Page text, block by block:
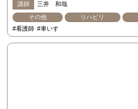
講師
三井 和哉
その他
リハビリ
#看護師 #車いす